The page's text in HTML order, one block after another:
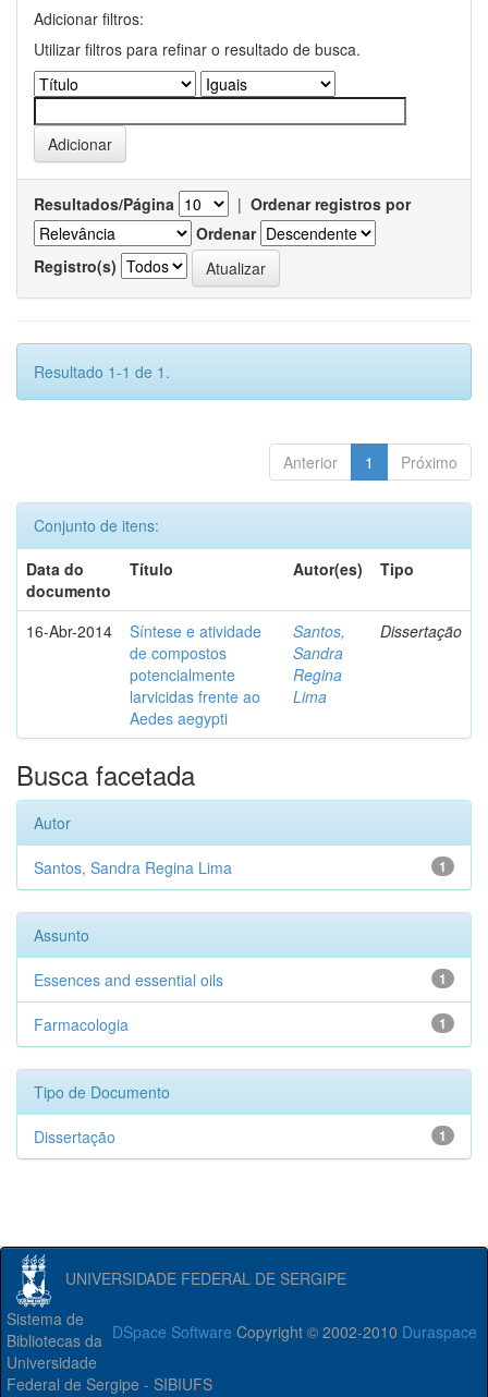
Adicionar filtros:
Utilizar filtros para refinar o resultado de busca.
Resultados/Página | Ordenar registros por
Ordenar
Registro(s)
Resultado 1-1 de 1.
Anterior 1 Próximo
Conjunto de itens:
Data do
documento
Título Autor(es) Tipo
16-Abr-2014
Síntese e atividade
de compostos
potencialmente
larvicidas frente ao
Aedes aegypti
Santos,
Sandra
Regina
Lima
Dissertação
Busca facetada
Autor
1
Santos, Sandra Regina Lima
Assunto
1
Essences and essential oils
1
Farmacologia
Tipo de Documento
1
Dissertação
UNIVERSIDADE FEDERAL DE SERGIPE
DSpace Software Copyright © 2002-2010 Duraspace
Sistema de
Bibliotecas da
Universidade
Federal de Sergipe - SIBIUFS